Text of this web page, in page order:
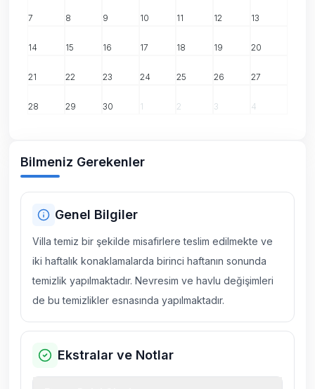
7 8 9 10 11 12 13
14 15 16 17 18 19 20
21 22 23 24 25 26 27
28 29 30 1 2 3 4
Bilmeniz Gerekenler
Genel Bilgiler
Villa temiz bir şekilde misafirlere teslim edilmekte ve
iki haftalık konaklamalarda birinci haftanın sonunda
temizlik yapılmaktadır. Nevresim ve havlu değişimleri
de bu temizlikler esnasında yapılmaktadır.
Ekstralar ve Notlar